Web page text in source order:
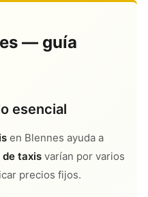
— guía
esencial
en Blennes ayuda a
taxis varían por varios
precios fijos.